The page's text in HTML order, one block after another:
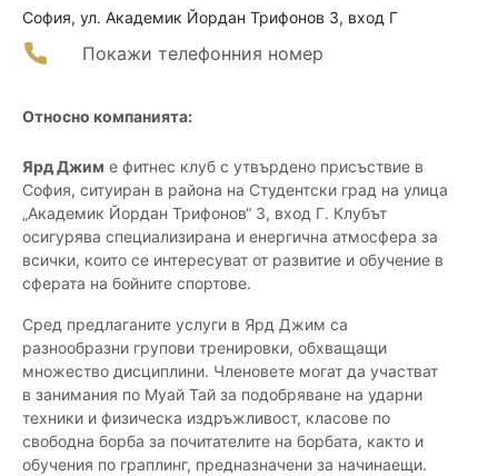
София, ул. Академик Йордан Трифонов 3, вход Г
Покажи телефонния номер
Относно компанията:
Ярд Джим е фитнес клуб с утвърдено присъствие в
София, ситуиран в района на Студентски град на улица
„Академик Йордан Трифонов“ 3, вход Г. Клубът
осигурява специализирана и енергична атмосфера за
всички, които се интересуват от развитие и обучение в
сферата на бойните спортове.
Сред предлаганите услуги в Ярд Джим са
разнообразни групови тренировки, обхващащи
множество дисциплини. Членовете могат да участват
в занимания по Муай Тай за подобряване на ударни
техники и физическа издръжливост, класове по
свободна борба за почитателите на борбата, както и
обучения по граплинг, предназначени за начинаещи.